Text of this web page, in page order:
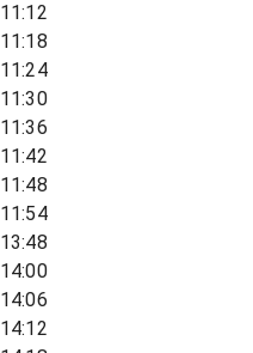
11:12
11:18
11:24
11:30
11:36
11:42
11:48
11:54
13:48
14:00
14:06
14:12